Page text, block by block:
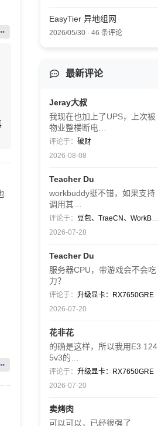
EasyTier 异地组网
2026/05/30 · 46 条评论
最新评论
Jeray大叔
我现在也加上了UPS，上次被
物业整楼断电…
评论于： 破财
2026-08-08
Teacher Du
workbuddy挺不错，如果支持
调用其…
评论于：
豆包、TraeCN、WorkBuddy
2026-07-28
Teacher Du
服务器CPU，带游戏会不会吃
力？
评论于： 升级显卡：RX7650GRE
2026-07-20
花非花
的确是这样，所以我用E3 124
5v3的…
评论于： 升级显卡：RX7650GRE
2026-07-20
卖烤肉
可以可以，已经很强了